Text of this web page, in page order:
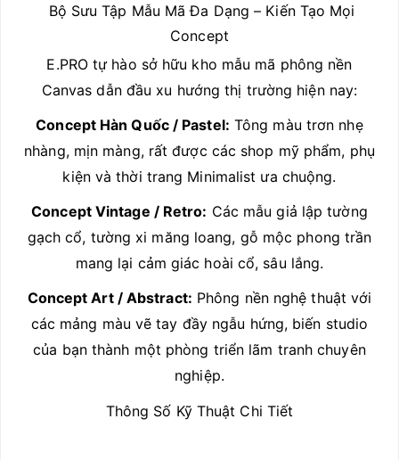
Bộ Sưu Tập Mẫu Mã Đa Dạng – Kiến Tạo Mọi
Concept
E.PRO tự hào sở hữu kho mẫu mã phông nền
Canvas dẫn đầu xu hướng thị trường hiện nay:
Concept Hàn Quốc / Pastel: Tông màu trơn nhẹ
nhàng, mịn màng, rất được các shop mỹ phẩm, phụ
kiện và thời trang Minimalist ưa chuộng.
Concept Vintage / Retro: Các mẫu giả lập tường
gạch cổ, tường xi măng loang, gỗ mộc phong trần
mang lại cảm giác hoài cổ, sâu lắng.
Concept Art / Abstract: Phông nền nghệ thuật với
các mảng màu vẽ tay đầy ngẫu hứng, biến studio
của bạn thành một phòng triển lãm tranh chuyên
nghiệp.
Thông Số Kỹ Thuật Chi Tiết